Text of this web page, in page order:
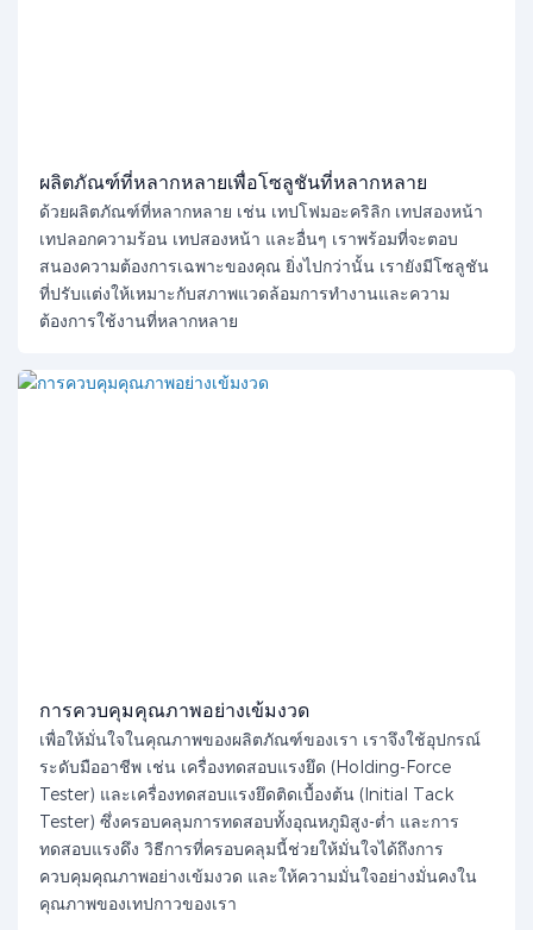
ผลิตภัณฑ์ที่หลากหลายเพื่อโซลูชันที่หลากหลาย
ด้วยผลิตภัณฑ์ที่หลากหลาย เช่น เทปโฟมอะคริลิก เทปสองหน้า
เทปลอกความร้อน เทปสองหน้า และอื่นๆ เราพร้อมที่จะตอบ
สนองความต้องการเฉพาะของคุณ ยิ่งไปกว่านั้น เรายังมีโซลูชัน
ที่ปรับแต่งให้เหมาะกับสภาพแวดล้อมการทำงานและความ
ต้องการใช้งานที่หลากหลาย
การควบคุมคุณภาพอย่างเข้มงวด
เพื่อให้มั่นใจในคุณภาพของผลิตภัณฑ์ของเรา เราจึงใช้อุปกรณ์
ระดับมืออาชีพ เช่น เครื่องทดสอบแรงยึด (Holding-Force
Tester) และเครื่องทดสอบแรงยึดติดเบื้องต้น (Initial Tack
Tester) ซึ่งครอบคลุมการทดสอบทั้งอุณหภูมิสูง-ต่ำ และการ
ทดสอบแรงดึง วิธีการที่ครอบคลุมนี้ช่วยให้มั่นใจได้ถึงการ
ควบคุมคุณภาพอย่างเข้มงวด และให้ความมั่นใจอย่างมั่นคงใน
คุณภาพของเทปกาวของเรา